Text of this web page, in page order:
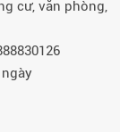
cư, văn phòng,